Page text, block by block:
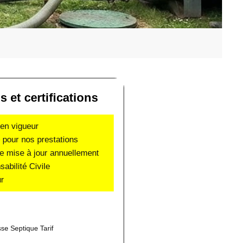
et certifications
vigueur
nos prestations
mise à jour annuellement
Civile
Septique Tarif